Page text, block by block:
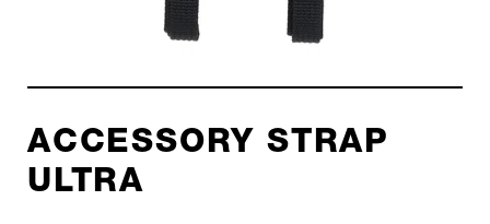
ACCESSORY STRAP
ULTRA